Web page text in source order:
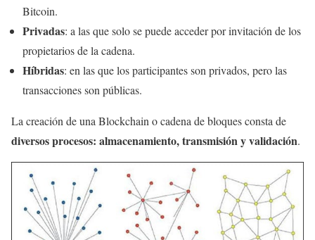
Bitcoin.
Privadas: a las que solo se puede acceder por invitación de los
propietarios de la cadena.
Híbridas: en las que los participantes son privados, pero las
transacciones son públicas.
La creación de una Blockchain o cadena de bloques consta de
diversos procesos: almacenamiento, transmisión y validación.